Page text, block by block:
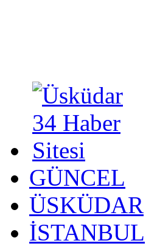
GÜNCEL
ÜSKÜDAR
İSTANBUL